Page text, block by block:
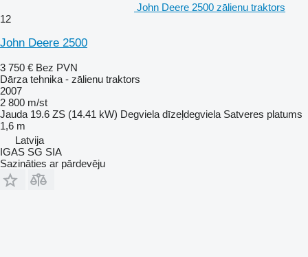
John Deere 2500 zālienu traktors
12
John Deere 2500
3 750 € Bez PVN
Dārza tehnika - zālienu traktors
2007
2 800 m/st
Jauda 19.6 ZS (14.41 kW) Degviela dīzeļdegviela Satveres platums
1,6 m
Latvija
IGAS SG SIA
Sazināties ar pārdevēju